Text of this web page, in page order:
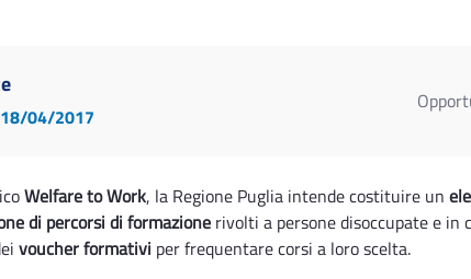
04/2017
Welfare to Work, la Regione Puglia intende costituire un
di percorsi di formazione rivolti a persone disoccupate e in
voucher formativi per frequentare corsi a loro scelta.